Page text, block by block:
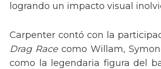
logrando un impacto visual
Carpenter contó con la
Drag Racecomo Willam,
como la legendaria figura del